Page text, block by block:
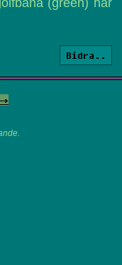
(green) har
Bidra..